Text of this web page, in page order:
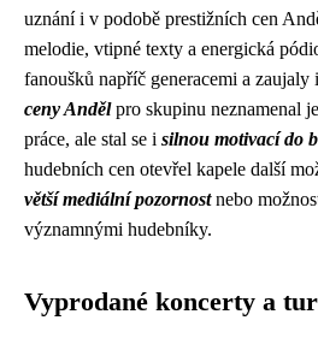
uznání i v podobě prestižních cen
melodie, vtipné texty a energická
fanoušků napříč generacemi a
ceny Andělpro skupinu neznamenal
práce, ale stal se i silnou motivací do
hudebních cen otevřel kapele další
větší mediální pozornostnebo
významnými hudebníky.
Vyprodané koncerty a